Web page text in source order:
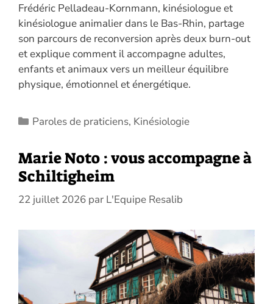
Frédéric Pelladeau-Kornmann, kinésiologue et
kinésiologue animalier dans le Bas-Rhin, partage
son parcours de reconversion après deux burn-out
et explique comment il accompagne adultes,
enfants et animaux vers un meilleur équilibre
physique, émotionnel et énergétique.
Catégories
Paroles de praticiens, Kinésiologie
Marie Noto : vous accompagne à
Schiltigheim
22 juillet 2026 par L'Equipe Resalib